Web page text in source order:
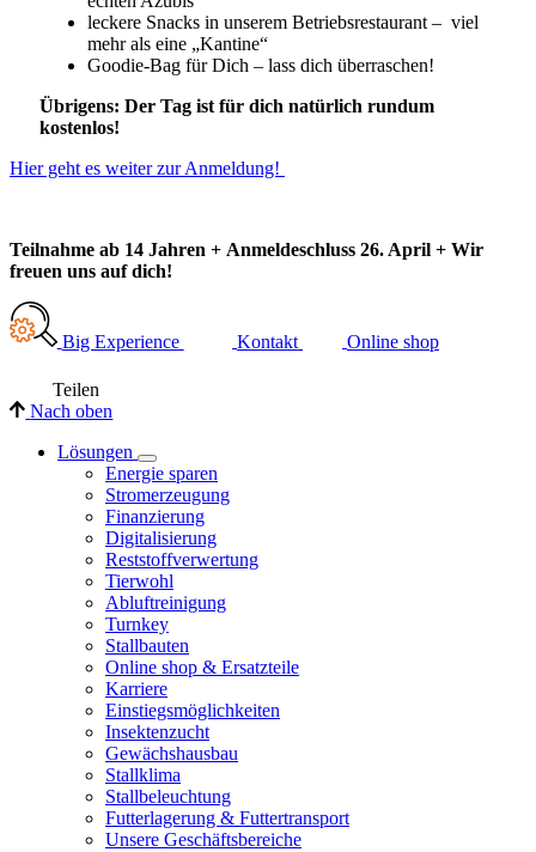
leckere Snacks in unserem Betriebsrestaurant – viel
mehr als eine „Kantine“
Goodie-Bag für Dich – lass dich überraschen!
Übrigens: Der Tag ist für dich natürlich rundum
kostenlos!
Hier geht es weiter zur Anmeldung!
Teilnahme ab 14 Jahren + Anmeldeschluss 26. April + Wir
freuen uns auf dich!
Big Experience Kontakt Online shop
Teilen
Nach oben
Lösungen
Energie sparen
Stromerzeugung
Finanzierung
Digitalisierung
Reststoffverwertung
Tierwohl
Abluftreinigung
Turnkey
Stallbauten
Online shop & Ersatzteile
Karriere
Einstiegsmöglichkeiten
Insektenzucht
Gewächshausbau
Stallklima
Stallbeleuchtung
Futterlagerung & Futtertransport
Unsere Geschäftsbereiche